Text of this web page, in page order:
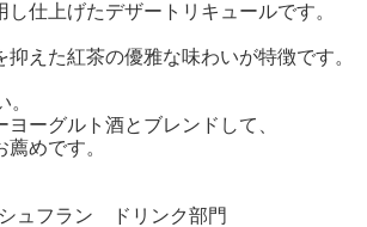
し仕上げたデザートリキュールです。
えた紅茶の優雅な味わいが特徴です。
ーグルト酒とブレンドして、
めです。
ュフラン ドリンク部門